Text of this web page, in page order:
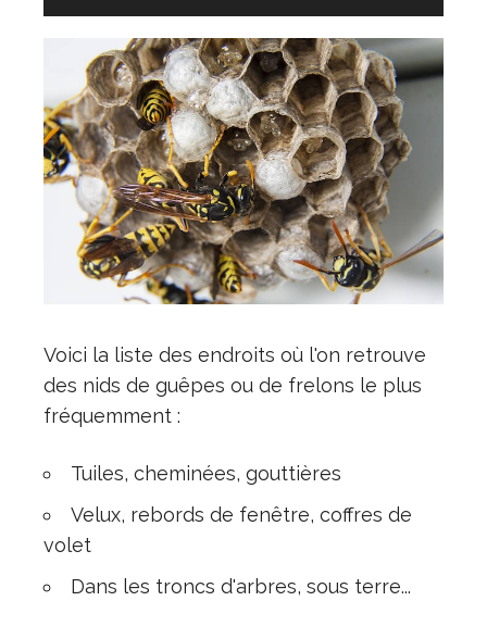
Voici la liste des endroits où l'on retrouve
des nids de guêpes ou de frelons le plus
fréquemment :
Tuiles, cheminées, gouttières
Velux, rebords de fenêtre, coffres de
volet
Dans les troncs d'arbres, sous terre...